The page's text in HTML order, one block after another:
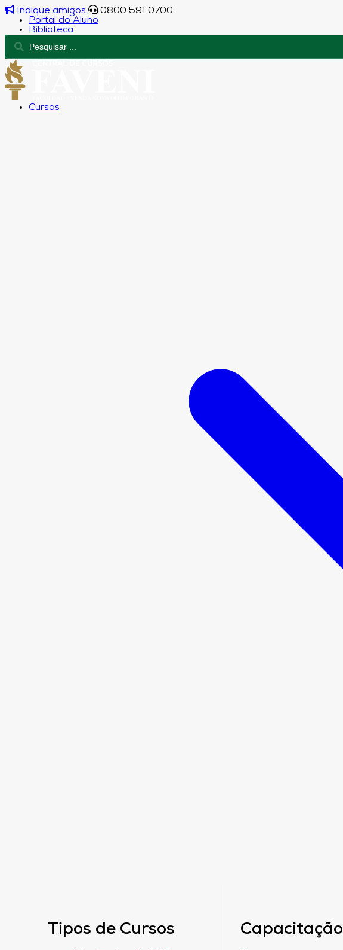
Indique amigos
0800 591 0700
Portal do Aluno
Biblioteca
Cursos
Tipos de Cursos Capacitação